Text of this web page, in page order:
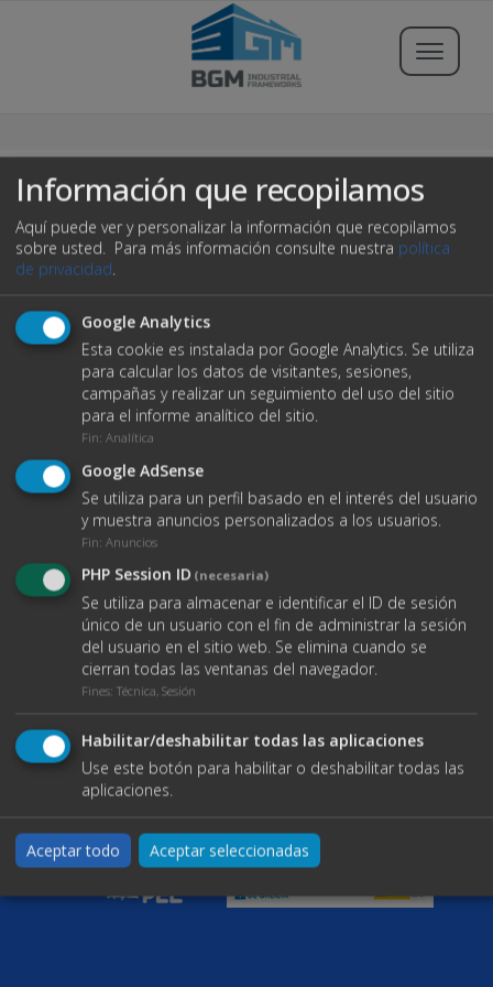
Publicar Inmueble
Registrarse
Servicios
Contacto
404
Ups! no ha sido posible encontrar la página.
Volver al inicio
C/ Severino Riveiro Tome, 3 Bajo
15702 Santiago de Compostela
+34 981 894 596
info@bgmnavesindustriales.com
Blog
Servicios
Contacto
Documentos
Aviso legal
Política de Cookies
Información que recopilamos
Aquí puede ver y personalizar la información que recopilamos
sobre usted. Para más información consulte nuestra política
de privacidad.
Google Analytics
Esta cookie es instalada por Google Analytics. Se utiliza
para calcular los datos de visitantes, sesiones,
campañas y realizar un seguimiento del uso del sitio
para el informe analítico del sitio.
Fin: Analítica
Google AdSense
Se utiliza para un perfil basado en el interés del usuario
y muestra anuncios personalizados a los usuarios.
Fin: Anuncios
PHP Session ID (necesaria)
Se utiliza para almacenar e identificar el ID de sesión
único de un usuario con el fin de administrar la sesión
del usuario en el sitio web. Se elimina cuando se
cierran todas las ventanas del navegador.
Fines: Técnica, Sesión
Habilitar/deshabilitar todas las aplicaciones
Use este botón para habilitar o deshabilitar todas las
aplicaciones.
Aceptar todo Aceptar seleccionadas